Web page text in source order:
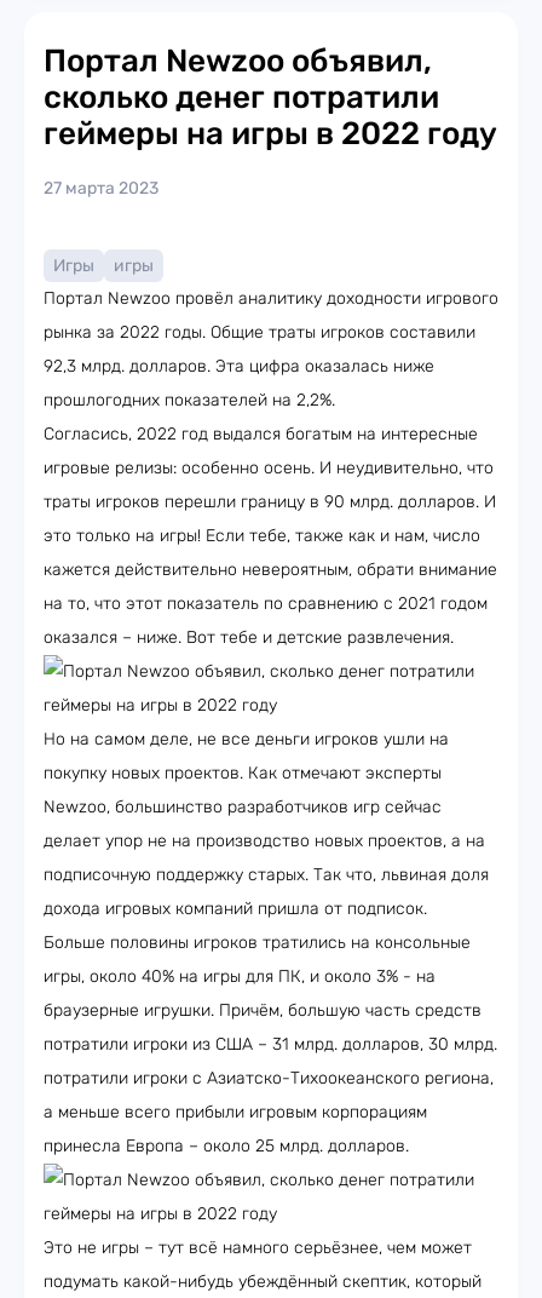
Портал Newzoo объявил,
сколько денег потратили
геймеры на игры в 2022 году
27 марта 2023
Игры
игры
Портал Newzoo провёл аналитику доходности игрового
рынка за 2022 годы. Общие траты игроков составили
92,3 млрд. долларов. Эта цифра оказалась ниже
прошлогодних показателей на 2,2%.
Согласись, 2022 год выдался богатым на интересные
игровые релизы: особенно осень. И неудивительно, что
траты игроков перешли границу в 90 млрд. долларов. И
это только на игры! Если тебе, также как и нам, число
кажется действительно невероятным, обрати внимание
на то, что этот показатель по сравнению с 2021 годом
оказался – ниже. Вот тебе и детские развлечения.
Но на самом деле, не все деньги игроков ушли на
покупку новых проектов. Как отмечают эксперты
Newzoo, большинство разработчиков игр сейчас
делает упор не на производство новых проектов, а на
подписочную поддержку старых. Так что, львиная доля
дохода игровых компаний пришла от подписок.
Больше половины игроков тратились на консольные
игры, около 40% на игры для ПК, и около 3% - на
браузерные игрушки. Причём, большую часть средств
потратили игроки из США – 31 млрд. долларов, 30 млрд.
потратили игроки с Азиатско-Тихоокеанского региона,
а меньше всего прибыли игровым корпорациям
принесла Европа – около 25 млрд. долларов.
Это не игры – тут всё намного серьёзнее, чем может
подумать какой-нибудь убеждённый скептик, который